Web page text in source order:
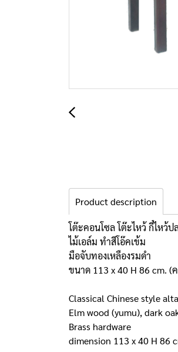
Product description
โต๊ะคอนโซล โต๊ะไหว้ กี๋ไหว้
ไม้เอล์ม ทำสีโอ๊คเข้ม
มือจับทองเหลืองรมดำ
ขนาด 113 x 40 H 86 cm. (
Classical Chinese style
Elm wood (yumu), dark
Brass hardware
dimension 113 x 40 H 86